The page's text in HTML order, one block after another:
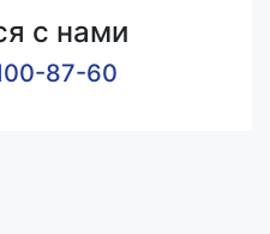
с нами
87-60